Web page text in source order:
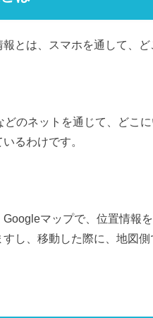
報とは、スマホを通して、
どのネットを通じて、どこ
るわけです。
マップで、位置情報
すし、移動した際に、地図